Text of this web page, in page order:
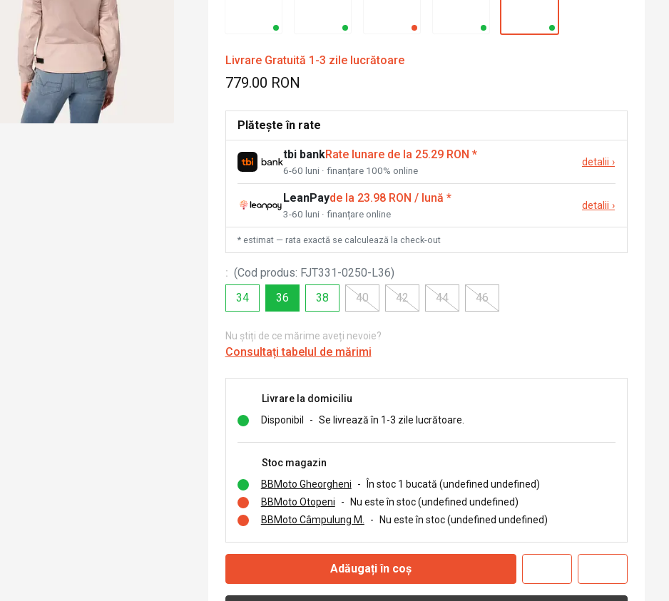
Livrare Gratuită 1-3 zile lucrătoare
779.00 RON
Plătește în rate
tbi bankRate lunare de la 25.29 RON *
6-60 luni · finanțare 100% online
detalii ›
LeanPayde la 23.98 RON / lună *
3-60 luni · finanțare online
detalii ›
* estimat — rata exactă se calculează la check-out
: (Cod produs: FJT331-0250-L36)
34
36 38 40 42 44 46
Nu știți de ce mărime aveți nevoie?
Consultați tabelul de mărimi
Livrare la domiciliu
Disponibil
- Se livrează în 1-3 zile lucrătoare.
Stoc magazin
BBMoto Gheorgheni
-
În stoc 1 bucată (undefined undefined)
BBMoto Otopeni
-
Nu este în stoc (undefined undefined)
BBMoto Câmpulung M.
- Nu este în stoc (undefined undefined)
Adăugați în coș